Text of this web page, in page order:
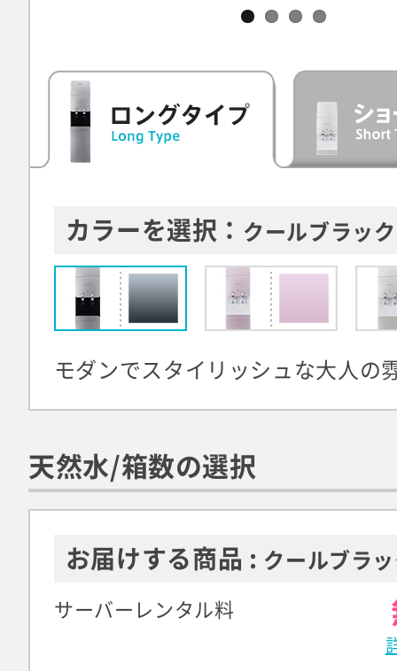
カラーを選択： クールブラック
モダンでスタイリッシュな大人の
天然水/箱数の選択
お届けする商品 : クールブラ
サーバーレンタル料